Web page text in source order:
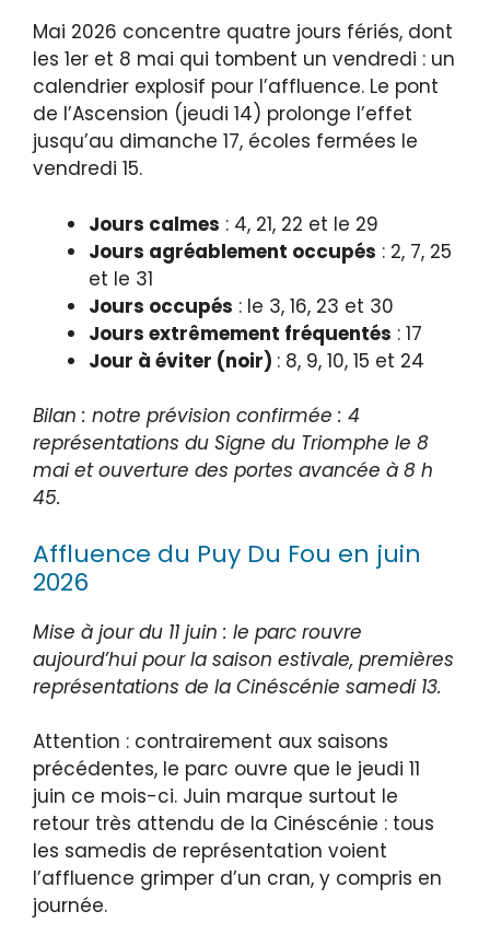
Mai 2026 concentre quatre jours fériés, dont
les 1er et 8 mai qui tombent un vendredi : un
calendrier explosif pour l’affluence. Le pont
de l’Ascension (jeudi 14) prolonge l’effet
jusqu’au dimanche 17, écoles fermées le
vendredi 15.
Jours calmes : 4, 21, 22 et le 29
Jours agréablement occupés : 2, 7, 25
et le 31
Jours occupés : le 3, 16, 23 et 30
Jours extrêmement fréquentés : 17
Jour à éviter (noir) : 8, 9, 10, 15 et 24
Bilan : notre prévision confirmée : 4
représentations du Signe du Triomphe le 8
mai et ouverture des portes avancée à 8 h
45.
Affluence du Puy Du Fou en juin
2026
Mise à jour du 11 juin : le parc rouvre
aujourd’hui pour la saison estivale, premières
représentations de la Cinéscénie samedi 13.
Attention : contrairement aux saisons
précédentes, le parc ouvre que le jeudi 11
juin ce mois-ci. Juin marque surtout le
retour très attendu de la Cinéscénie : tous
les samedis de représentation voient
l’affluence grimper d’un cran, y compris en
journée.